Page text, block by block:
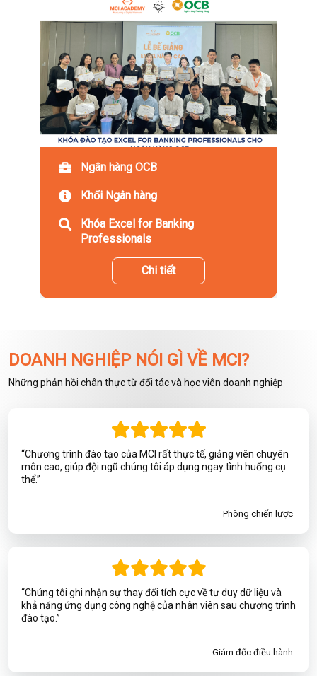
Ngân hàng OCB
Khối Ngân hàng
Khóa Excel for Banking
Professionals
Chi tiết
DOANH NGHIỆP NÓI GÌ VỀ MCI?
Những phản hồi chân thực từ đối tác và học viên doanh nghiệp
“Chương trình đào tạo của MCI rất thực tế, giảng viên chuyên
môn cao, giúp đội ngũ chúng tôi áp dụng ngay tình huống cụ
thể.”
Phòng chiến lược
“Chúng tôi ghi nhận sự thay đổi tích cực về tư duy dữ liệu và
khả năng ứng dụng công nghệ của nhân viên sau chương trình
đào tạo.”
Giám đốc điều hành